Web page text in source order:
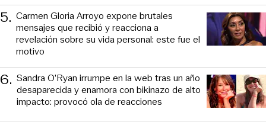
5. Carmen Gloria Arroyo expone brutales
mensajes que recibió y reacciona a
revelación sobre su vida personal: este fue el
motivo
6. Sandra O’Ryan irrumpe en la web tras un año
desaparecida y enamora con bikinazo de alto
impacto: provocó ola de reacciones